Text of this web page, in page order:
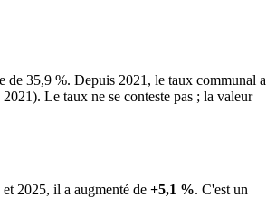
35,9 %. Depuis 2021, le taux communal a
Le taux ne se conteste pas ; la valeur
2025, il a augmenté de +5,1 %. C'est un